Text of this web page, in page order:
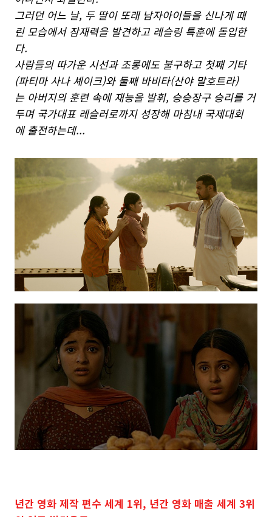
그러던 어느 날, 두 딸이 또래 남자아이들을 신나게 때
린 모습에서 잠재력을 발견하고 레슬링 특훈에 돌입한
다.
사람들의 따가운 시선과 조롱에도 불구하고 첫째 기타
(파티마 사나 셰이크)와 둘째 바비타(산야 말호트라)
는 아버지의 훈련 속에 재능을 발휘, 승승장구 승리를 거
두며 국가대표 레슬러로까지 성장해 마침내 국제대회
에 출전하는데...
년간 영화 제작 편수 세계 1위, 년간 영화 매출 세계 3위